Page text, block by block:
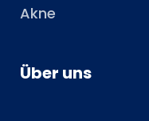
Akne
Über uns